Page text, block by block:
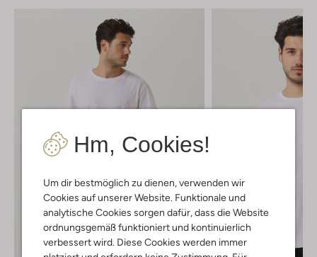
Hm, Cookies!
Um dir bestmöglich zu dienen, verwenden wir
Cookies auf unserer Website. Funktionale und
analytische Cookies sorgen dafür, dass die Website
ordnungsgemäß funktioniert und kontinuierlich
verbessert wird. Diese Cookies werden immer